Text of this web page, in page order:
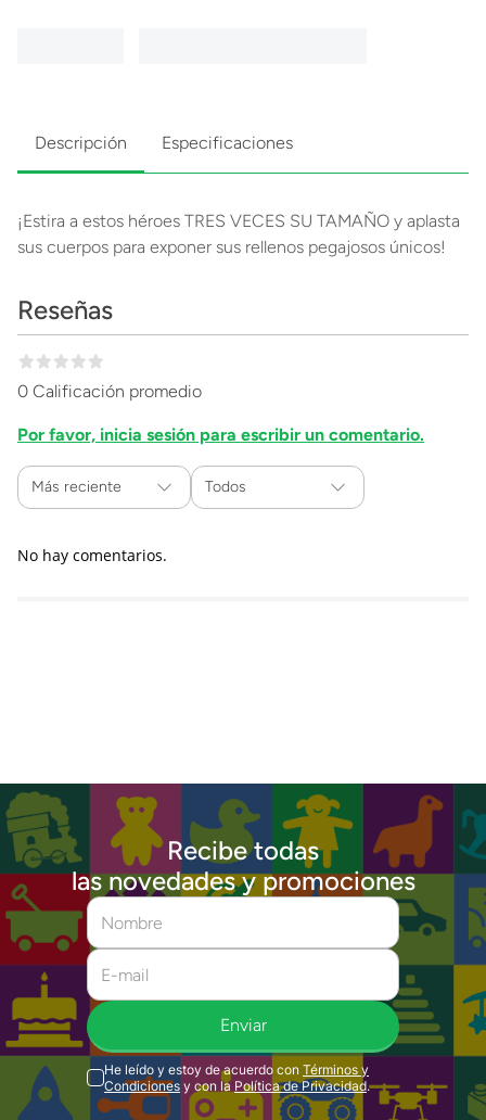
Descripción Especificaciones
¡Estira a estos héroes TRES VECES SU TAMAÑO y aplasta
sus cuerpos para exponer sus rellenos pegajosos únicos!
Reseñas
0 Calificación promedio
Por favor, inicia sesión para escribir un comentario.
Más reciente Todos
No hay comentarios.
Recibe todas
las novedades y promociones
Enviar
He leído y estoy de acuerdo con Términos y
Condiciones y con la Política de Privacidad.